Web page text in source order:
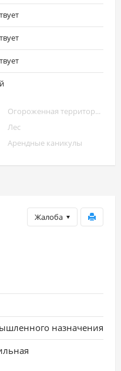
Огороженная территория
Лес
Арендные каникулы
Жалоба
назначения